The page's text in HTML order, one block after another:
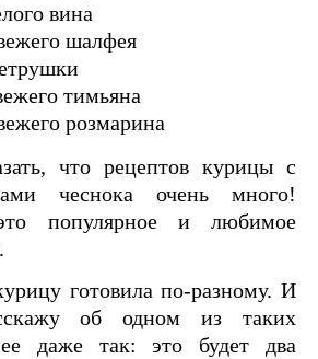
вина
шалфея
тимьяна
розмарина
что рецептов курицы с
чеснока очень много!
популярное и любимое
готовила по-разному. И
об одном из таких
даже так: это будет два